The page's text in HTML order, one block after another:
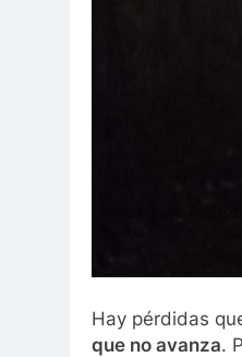
Hay pérdidas
que no avanza.